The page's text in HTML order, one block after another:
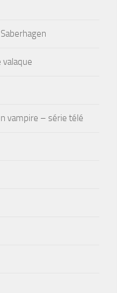
valaque
vampire – série télé